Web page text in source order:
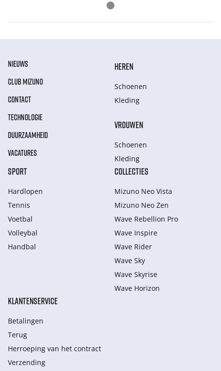
NIEUWS
CLUB MIZUNO
CONTACT
TECHNOLOGIE
DUURZAAMHEID
VACATURES
HEREN
Schoenen
Kleding
VROUWEN
Schoenen
Kleding
SPORT
Hardlopen
Tennis
Voetbal
Volleybal
Handbal
COLLECTIES
Mizuno Neo Vista
Mizuno Neo Zen
Wave Rebellion Pro
Wave Inspire
Wave Rider
Wave Sky
Wave Skyrise
Wave Horizon
KLANTENSERVICE
Betalingen
Terug
Herroeping van het contract
Verzending